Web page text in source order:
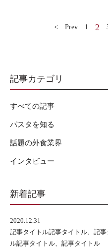
< Prev 1 2
記事カテゴリ
すべての記事
パスタを知る
話題の外食業界
インタビュー
新着記事
2020.12.31
記事タイトル記事タイトル、記
ル記事タイトル、記事タイトル